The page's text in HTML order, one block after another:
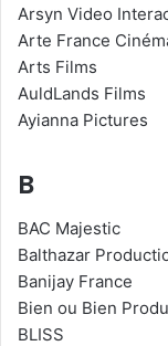
Arsyn Video
Arte France
Arts Films
AuldLands Films
Ayianna Pictures
B
BAC Majestic
Balthazar
Banijay France
Bien ou Bien
BLISS